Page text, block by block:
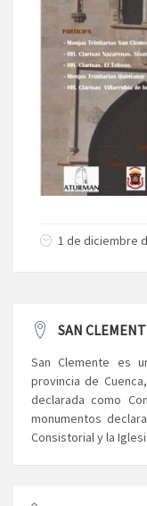
1 de diciembre
SAN
San Clemente es
provincia de
declarada como
monumentos
Consistorial y la